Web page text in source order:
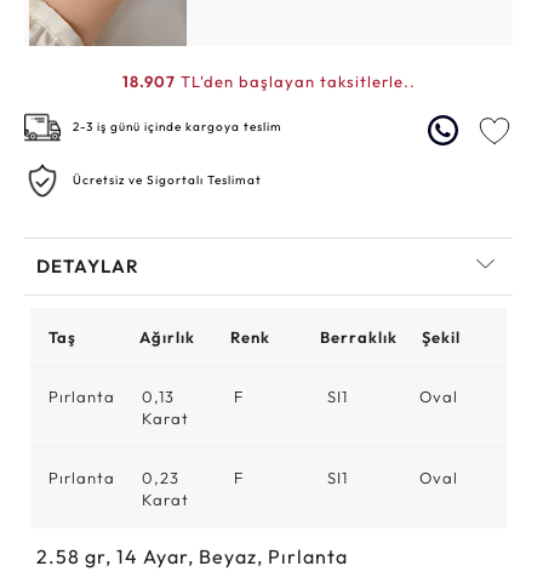
18.907 TL'den başlayan taksitlerle..
2-3 iş günü içinde kargoya teslim
Ücretsiz ve Sigortalı Teslimat
DETAYLAR
Taş Ağırlık Renk Berraklık Şekil
Pırlanta
0,13
Karat
F SI1 Oval
Pırlanta
0,23
Karat
F SI1 Oval
2.58 gr, 14 Ayar, Beyaz, Pırlanta